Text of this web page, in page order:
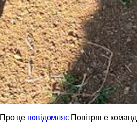
Про це повідомляє Повітряне